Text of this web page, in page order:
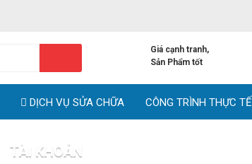
Giá cạnh tranh,
Sản Phẩm tốt
DỊCH VỤ SỬA CHỮA CÔNG TRÌNH THỰC TẾ
TÀI KHOẢN